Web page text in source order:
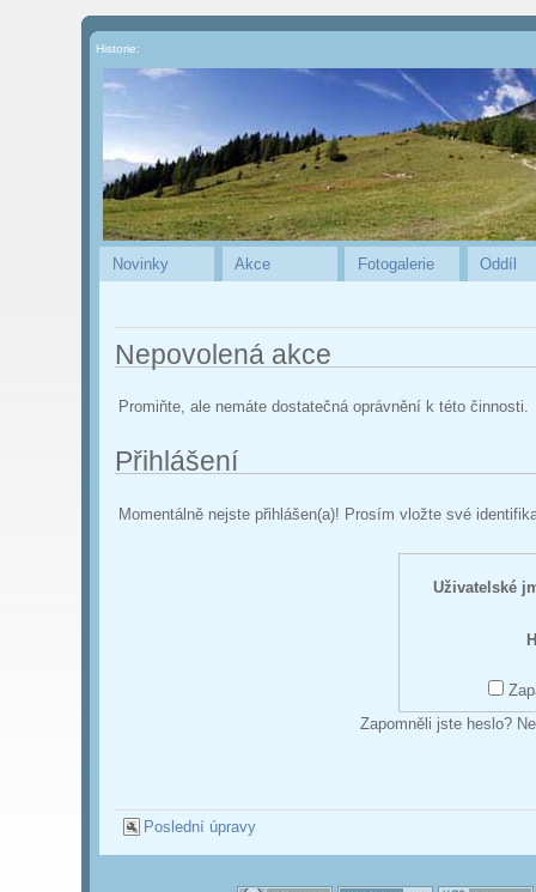
Historie:
Novinky Akce Fotogalerie Oddíl
Nepovolená akce
Promiňte, ale nemáte dostatečná oprávnění k této činnosti.
Přihlášení
Momentálně nejste přihlášen(a)! Prosím vložte své
Uživatelské
Zapomněli jste heslo?
Poslední úpravy